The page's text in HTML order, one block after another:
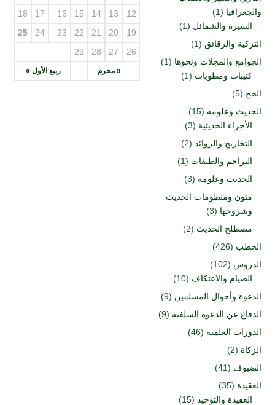
والجغرافيا (1)
السيرة والشمائل (1)
التزكية والرقائق (1)
الجوامع والمجلات ونحوها (1)
كتيبات ومطويات (1)
الحج (5)
الحديث وعلومه (15)
الأجزاء الحديثية (3)
التخاريج والزوائد (2)
التراجم والطبقات (1)
الحديث وعلومه (3)
متون ومنظومات الحديث
وشروحها (3)
مصطلح الحديث (2)
الخطب (426)
الدروس (102)
الصيام والاعتكاف (10)
الدعوة وأحوال المسلمين (9)
الدفاع عن الدعوة السلفية (9)
الدورات العلمية (46)
الزكاة (2)
الضيوف (41)
العقيدة (35)
العقيدة والتوحيد (15)
« محرم ربيع الأول »
12
13
14
15
16
17
18
19
20
21
22
23
24
25
26
27
28
29